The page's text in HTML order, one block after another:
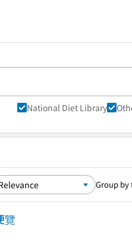
National Diet Library
Group
覽